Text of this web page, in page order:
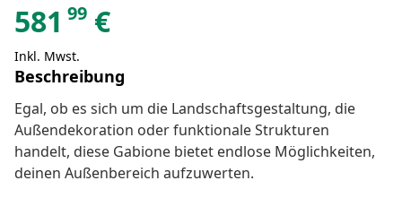
581 99 €
Inkl. Mwst.
Beschreibung
Egal, ob es sich um die Landschaftsgestaltung, die
Außendekoration oder funktionale Strukturen
handelt, diese Gabione bietet endlose Möglichkeiten,
deinen Außenbereich aufzuwerten.